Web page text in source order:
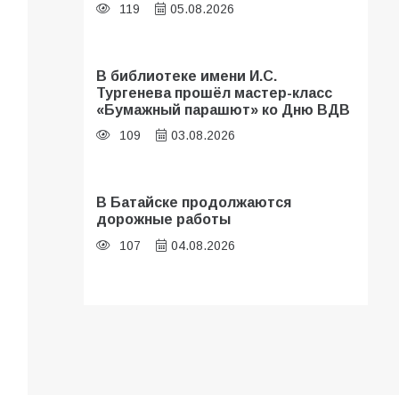
119 05.08.2026
В библиотеке имени И.С.
Тургенева прошёл мастер-класс
«Бумажный парашют» ко Дню ВДВ
109 03.08.2026
В Батайске продолжаются
дорожные работы
107 04.08.2026